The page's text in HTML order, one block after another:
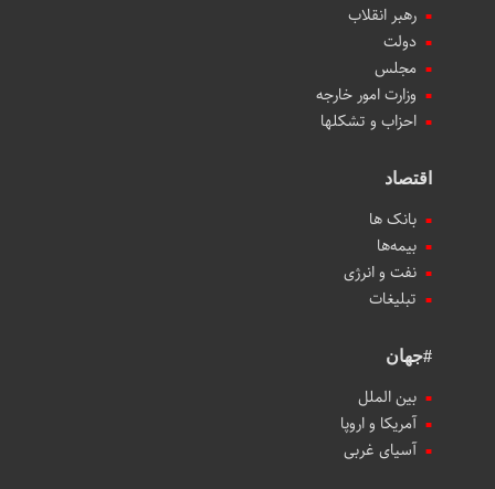
رهبر انقلاب
دولت
مجلس
وزارت امور خارجه
احزاب و تشکلها
اقتصاد
بانک ها
بیمه‌ها
نفت و انرژی
تبلیغات
#جهان
بین الملل
آمریکا و اروپا
آسیای غربی